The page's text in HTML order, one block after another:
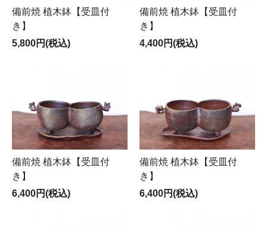
備前焼 植木鉢【受皿付
き】
5,800円(税込)
備前焼 植木鉢【受皿付
き】
4,400円(税込)
備前焼 植木鉢【受皿付
き】
6,400円(税込)
備前焼 植木鉢【受皿付
き】
6,400円(税込)